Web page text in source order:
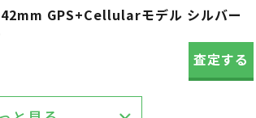
GPS+Cellularモデル シルバー
査定する